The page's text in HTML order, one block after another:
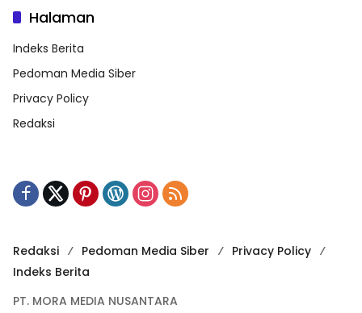
Halaman
Indeks Berita
Pedoman Media Siber
Privacy Policy
Redaksi
Redaksi Pedoman Media Siber
Privacy Policy
Indeks Berita
PT. MORA MEDIA NUSANTARA